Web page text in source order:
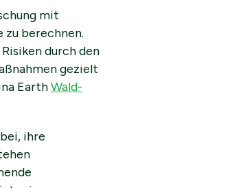
mit
zu berechnen.
durch den
gezielt
EarthWald-
ihre